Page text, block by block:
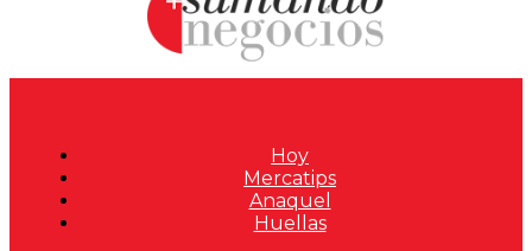
Hoy
Mercatips
Anaquel
Huellas